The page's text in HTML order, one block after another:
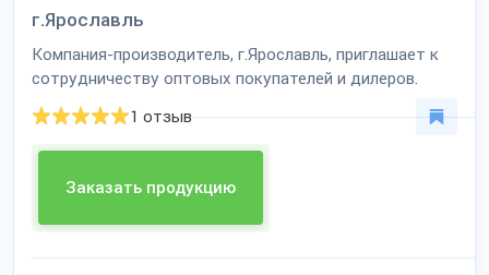
г.Ярославль
Компания-производитель, г.Ярославль, приглашает к
сотрудничеству оптовых покупателей и дилеров.
Заказать продукцию
1 отзыв